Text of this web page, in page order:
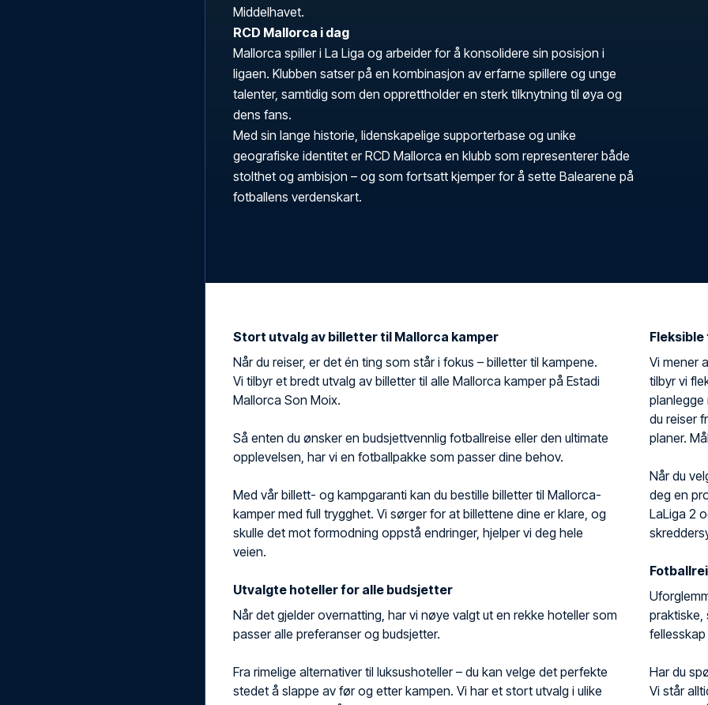
Middelhavet.
RCD Mallorca i dag
Mallorca spiller i La Liga og arbeider for å konsolidere sin posisjon i
ligaen. Klubben satser på en kombinasjon av erfarne spillere og unge
talenter, samtidig som den opprettholder en sterk tilknytning til øya og
dens fans.
Med sin lange historie, lidenskapelige supporterbase og unike
geografiske identitet er RCD Mallorca en klubb som representerer både
stolthet og ambisjon – og som fortsatt kjemper for å sette Balearene på
fotballens verdenskart.
Stort utvalg av billetter til Mallorca kamper
Når du reiser, er det én ting som står i fokus – billetter til kampene.
Vi tilbyr et bredt utvalg av billetter til alle Mallorca kamper på Estadi
Mallorca Son Moix.
Så enten du ønsker en budsjettvennlig fotballreise eller den ultimate
opplevelsen, har vi en fotballpakke som passer dine behov.
Med vår billett- og kampgaranti kan du bestille billetter til Mallorca-
kamper med full trygghet. Vi sørger for at billettene dine er klare, og
skulle det mot formodning oppstå endringer, hjelper vi deg hele
veien.
Utvalgte hoteller for alle budsjetter
Når det gjelder overnatting, har vi nøye valgt ut en rekke hoteller som
passer alle preferanser og budsjetter.
Fra rimelige alternativer til luksushoteller – du kan velge det perfekte
stedet å slappe av før og etter kampen. Vi har et stort utvalg i ulike
Vi mener
tilbyr vi
du reiser
planer.
Når du
deg en
LaLiga 2
praktiske,
Har du
Vi står